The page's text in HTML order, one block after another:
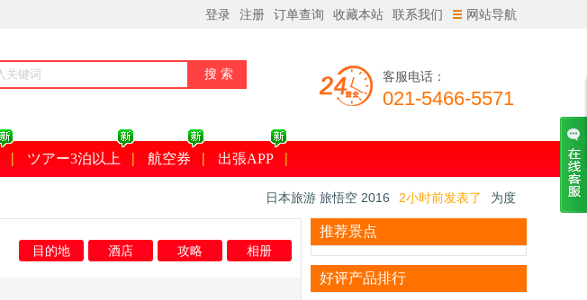
登录 注册 订单查询 收藏本站 联系我们 网站导航
客服电话：
021-5466-5571
ツアー3泊以上 航空券 出張APP
日本旅游 旅悟空 2016 2小时前发表了
为度
假初访日本？体味古都在京郊
2小时前预订了
田机场 - 东京市内单程接机/送机(TEST)
日本旅游 旅悟空 2016
日本做的豪华品！全国的『看樱花露天』的温
日本旅游 旅悟空 2016 7分钟前发表了
目的地 酒店 攻略 相册
推荐景点
好评产品排行